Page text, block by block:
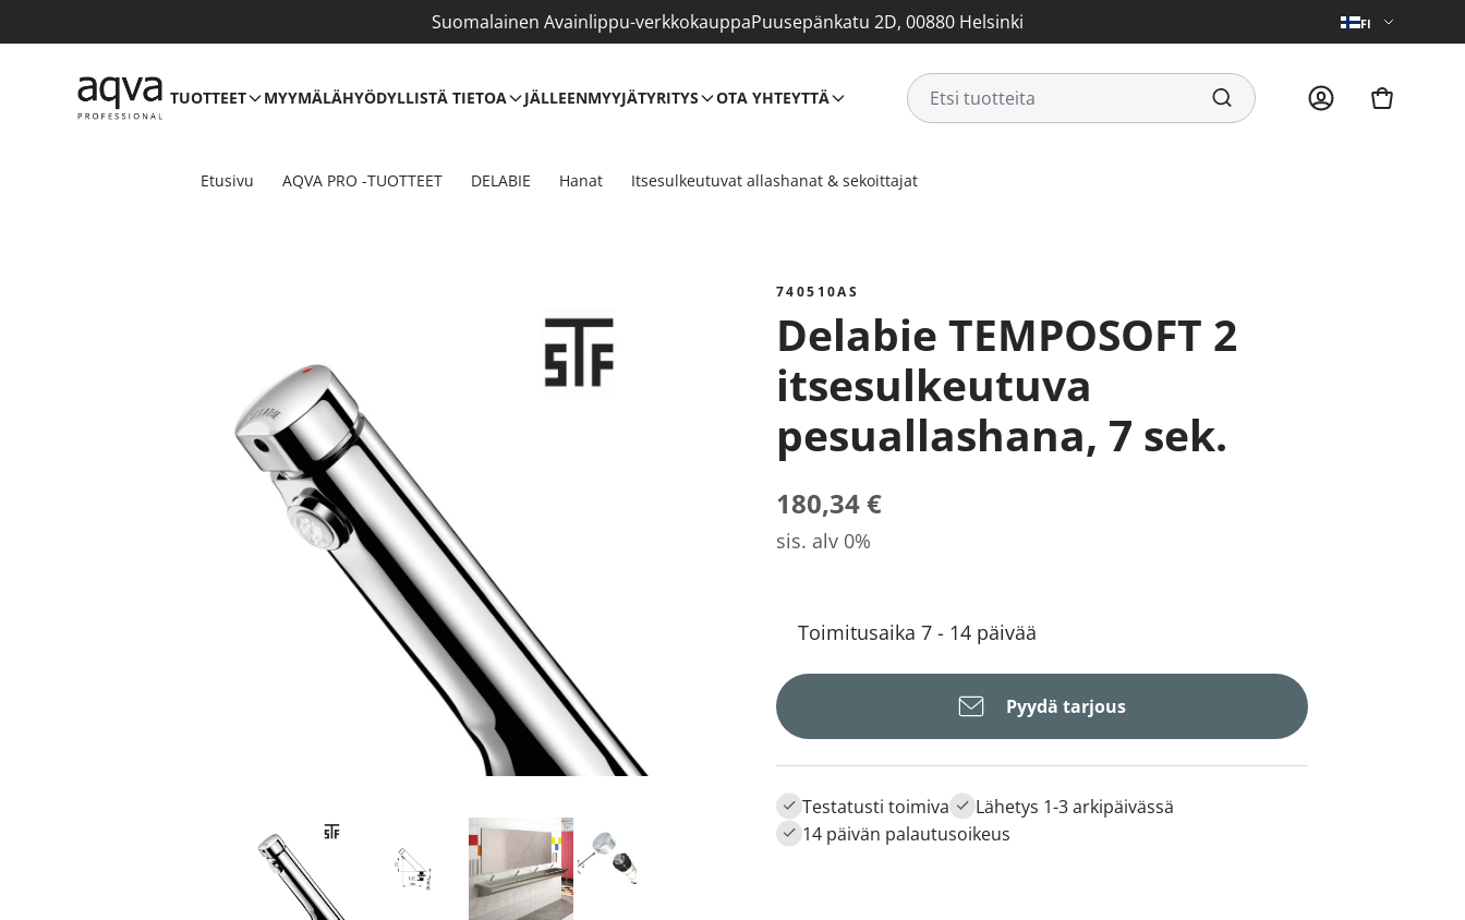
Suomalainen Avainlippu-verkkokauppaPuusepänkatu 2D, 00880 Helsinki FI
TUOTTEET MYYMÄLÄHYÖDYLLISTÄ TIETOA JÄLLEENMYYJÄTYRITYS OTA YHTEYTTÄ
Etusivu AQVA PRO -TUOTTEET DELABIE Hanat Itsesulkeutuvat allashanat & sekoittajat
740510AS
Delabie TEMPOSOFT 2
itsesulkeutuva
pesuallashana, 7 sek.
180,34 €
sis. alv 0%
Toimitusaika 7 - 14 päivää
Pyydä tarjous
Testatusti toimiva
Lähetys 1-3 arkipäivässä
14 päivän palautusoikeus